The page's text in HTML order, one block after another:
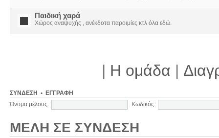
Παιδική χαρά
Χώρος αναψυχής , ανέκδοτα παροιμίες κτλ όλα εδώ.
| Η ομάδα |
ΣΎΝΔΕΣΗ • ΕΓΓΡΑΦΉ
Όνομα μέλους: Κωδικός:
ΜΈΛΗ ΣΕ ΣΎΝΔΕΣΗ